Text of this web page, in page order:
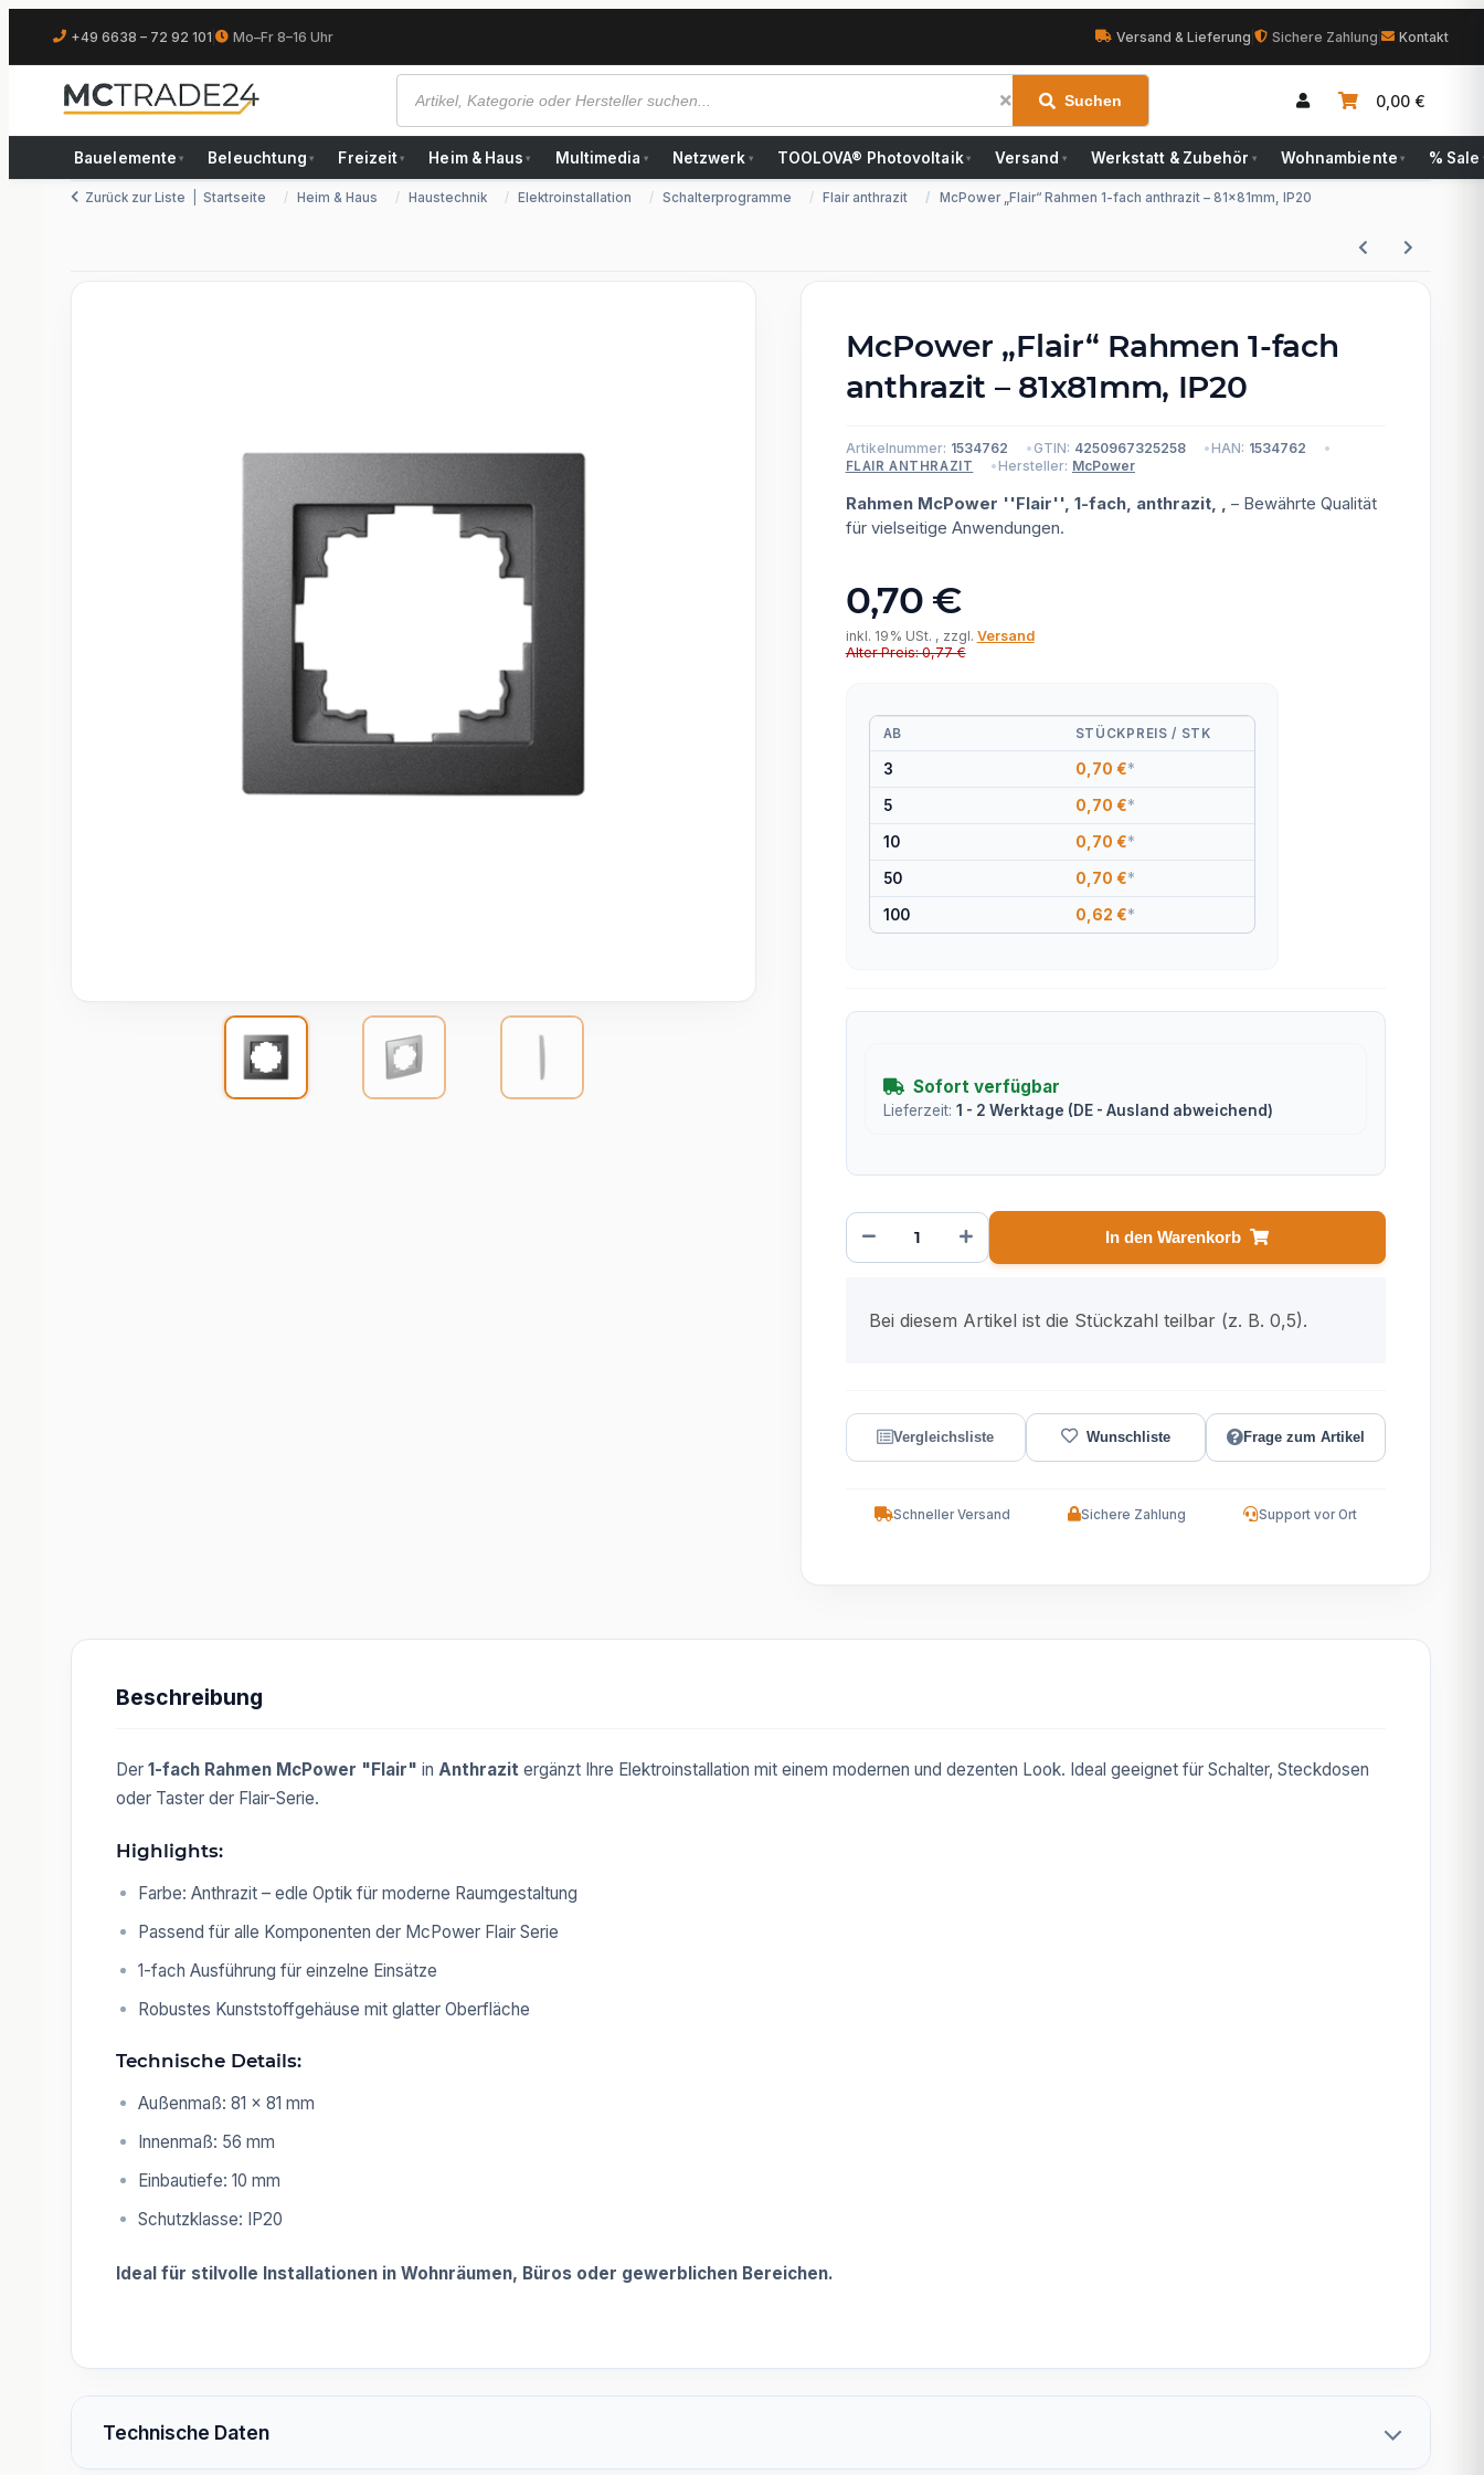
+49 6638 – 72 92 101 Mo–Fr 8–16 Uhr Versand & Lieferung Sichere Zahlung Kontakt
Suchen 0,00 €
Bauelemente ▾ Beleuchtung ▾ Freizeit ▾ Heim & Haus ▾ Multimedia ▾ Netzwerk ▾ TOOLOVA® Photovoltaik ▾ Versand ▾ Werkstatt & Zubehör ▾ Wohnambiente ▾ % Sale
Zurück zur Liste Startseite Heim & Haus Haustechnik Elektroinstallation Schalterprogramme Flair anthrazit McPower „Flair“ Rahmen 1-fach anthrazit – 81x81mm, IP20
McPower „Flair“ Rahmen 1-fach
anthrazit – 81x81mm, IP20
Artikelnummer: 1534762 GTIN: 4250967325258 HAN: 1534762
FLAIR ANTHRAZIT Hersteller: McPower
Rahmen McPower ''Flair'', 1-fach, anthrazit, , – Bewährte Qualität
für vielseitige Anwendungen.
0,70 €
inkl. 19% USt. , zzgl. Versand
Alter Preis: 0,77 €
AB STÜCKPREIS / STK
3 0,70 €*
5 0,70 €*
10 0,70 €*
50 0,70 €*
100 0,62 €*
Sofort verfügbar
Lieferzeit: 1 - 2 Werktage (DE - Ausland abweichend)
In den Warenkorb
Bei diesem Artikel ist die Stückzahl teilbar (z. B. 0,5).
Frage zum Artikel
Schneller Versand Sichere Zahlung Support vor Ort
Beschreibung
Der 1-fach Rahmen McPower "Flair" in Anthrazit ergänzt Ihre Elektroinstallation mit einem modernen und dezenten Look. Ideal geeignet für Schalter, Steckdosen
oder Taster der Flair-Serie.
Highlights:
Farbe: Anthrazit – edle Optik für moderne Raumgestaltung
Passend für alle Komponenten der McPower Flair Serie
1-fach Ausführung für einzelne Einsätze
Robustes Kunststoffgehäuse mit glatter Oberfläche
Technische Details:
Außenmaß: 81 × 81 mm
Innenmaß: 56 mm
Einbautiefe: 10 mm
Schutzklasse: IP20
Ideal für stilvolle Installationen in Wohnräumen, Büros oder gewerblichen Bereichen.
Technische Daten